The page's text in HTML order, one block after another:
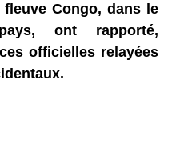
Congo, dans le
ont rapporté,
officielles relayées